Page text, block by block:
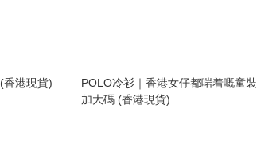
香港現貨)
POLO冷衫｜香港女仔都啱着嘅童裝
加大碼 (香港現貨)